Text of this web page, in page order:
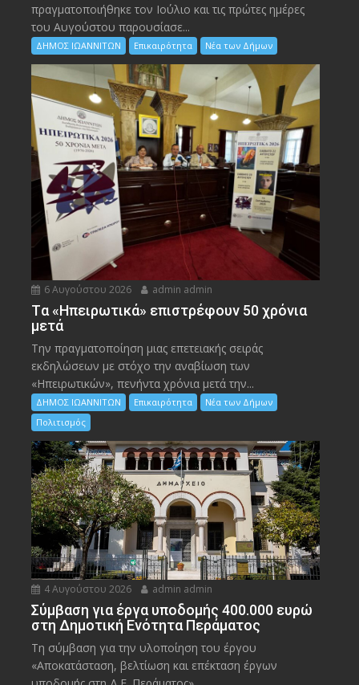
πραγματοποιήθηκε τον Ιούλιο και τις πρώτες ημέρες
του Αυγούστου παρουσίασε...
ΔΗΜΟΣ ΙΩΑΝΝΙΤΩΝ Επικαιρότητα Νέα των Δήμων
6 Αυγούστου 2026 admin admin
Tα «Ηπειρωτικά» επιστρέφουν 50 χρόνια
μετά
Την πραγματοποίηση μιας επετειακής σειράς
εκδηλώσεων με στόχο την αναβίωση των
«Ηπειρωτικών», πενήντα χρόνια μετά την...
ΔΗΜΟΣ ΙΩΑΝΝΙΤΩΝ Επικαιρότητα
Νέα των Δήμων
Πολιτισμός
4 Αυγούστου 2026 admin admin
Σύμβαση για έργα υποδομής 400.000 ευρώ
στη Δημοτική Ενότητα Περάματος
Τη σύμβαση για την υλοποίηση του έργου
«Αποκατάσταση, βελτίωση και επέκταση έργων